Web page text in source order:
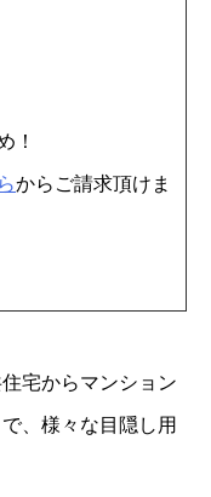
！
からご請求頂けま
宅からマンション
、様々な目隠し用